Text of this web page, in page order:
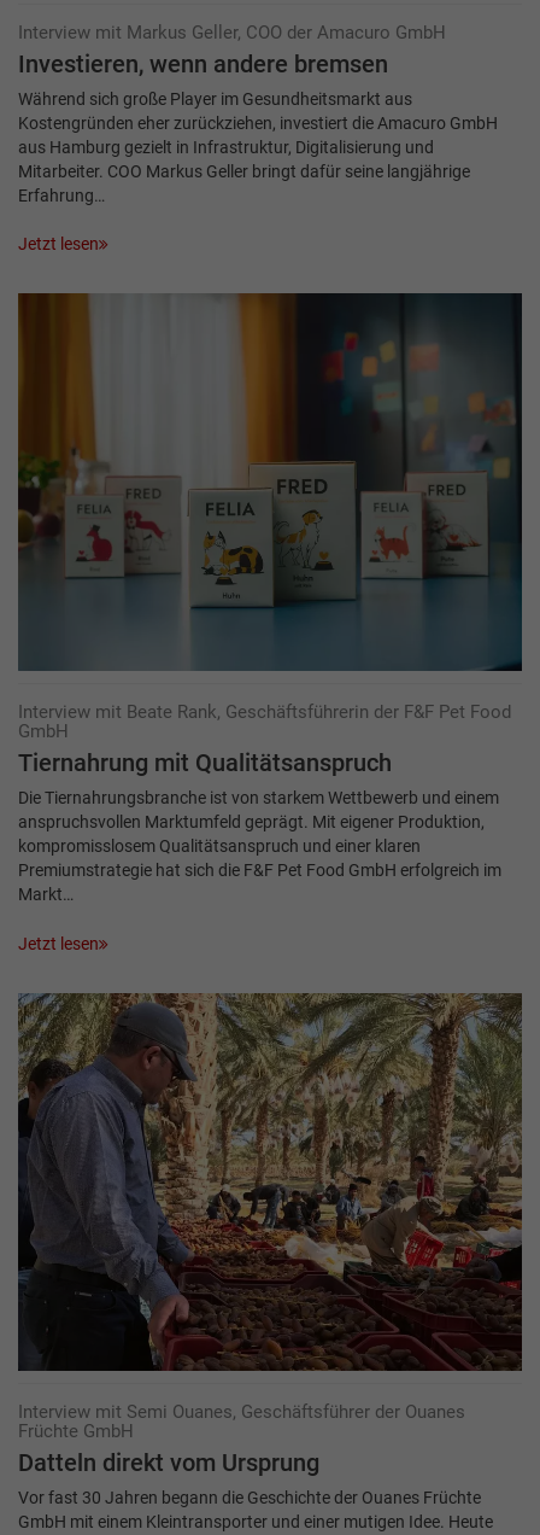
Interview mit Markus Geller, COO der Amacuro GmbH
Investieren, wenn andere bremsen
Während sich große Player im Gesundheitsmarkt aus
Kostengründen eher zurückziehen, investiert die Amacuro GmbH
aus Hamburg gezielt in Infrastruktur, Digitalisierung und
Mitarbeiter. COO Markus Geller bringt dafür seine langjährige
Erfahrung…
Jetzt lesen
Interview mit Beate Rank, Geschäftsführerin der F&F Pet Food
GmbH
Tiernahrung mit Qualitätsanspruch
Die Tiernahrungsbranche ist von starkem Wettbewerb und einem
anspruchsvollen Markt­umfeld geprägt. Mit eigener Produktion,
kompromisslosem Qualitätsanspruch und einer klaren
Premiumstrategie hat sich die F&F Pet Food GmbH erfolgreich im
Markt…
Jetzt lesen
Interview mit Semi Ouanes, Geschäftsführer der Ouanes
Früchte GmbH
Datteln direkt vom Ursprung
Vor fast 30 Jahren begann die Geschichte der Ouanes Früchte
GmbH mit einem Kleintransporter und einer mutigen Idee. Heute